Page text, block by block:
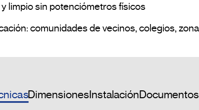
limpio sin potenciómetros físicos
DimensionesInstalaciónDocumentos